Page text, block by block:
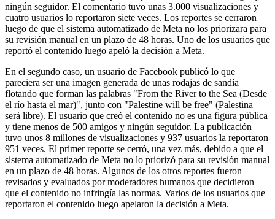
ningún seguidor. El comentario tuvo unas 3.000 visualizaciones y
cuatro usuarios lo reportaron siete veces. Los reportes se cerraron
luego de que el sistema automatizado de Meta no los priorizara para
su revisión manual en un plazo de 48 horas. Uno de los usuarios que
reportó el contenido luego apeló la decisión a Meta.
En el segundo caso, un usuario de Facebook publicó lo que
pareciera ser una imagen generada de unas rodajas de sandía
flotando que forman las palabras "From the River to the Sea (Desde
el río hasta el mar)", junto con "Palestine will be free" (Palestina
será libre). El usuario que creó el contenido no es una figura pública
y tiene menos de 500 amigos y ningún seguidor. La publicación
tuvo unos 8 millones de visualizaciones y 937 usuarios la reportaron
951 veces. El primer reporte se cerró, una vez más, debido a que el
sistema automatizado de Meta no lo priorizó para su revisión manual
en un plazo de 48 horas. Algunos de los otros reportes fueron
revisados y evaluados por moderadores humanos que decidieron
que el contenido no infringía las normas. Varios de los usuarios que
reportaron el contenido luego apelaron la decisión a Meta.